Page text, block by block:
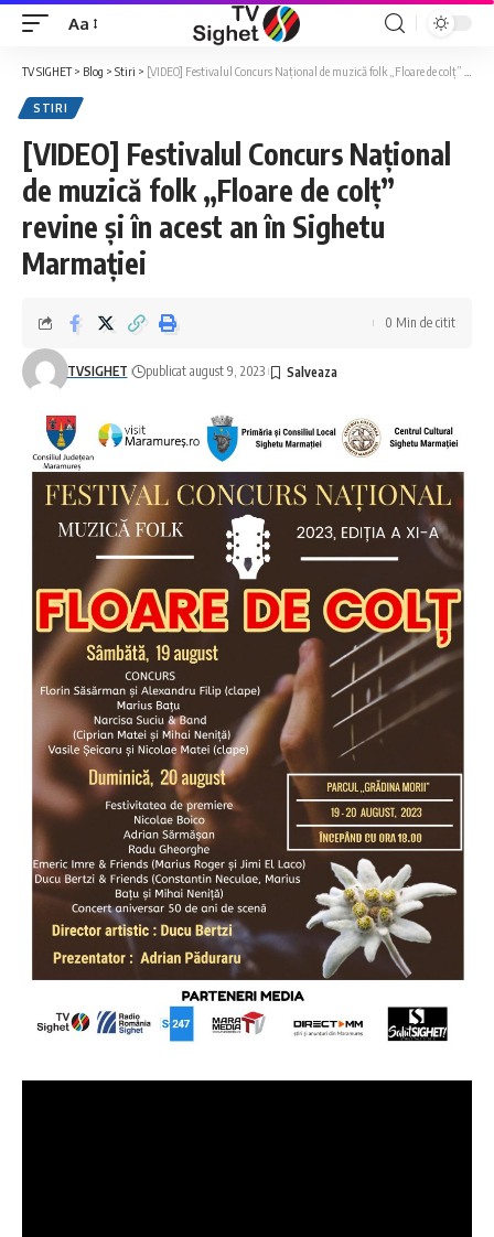
Font
Resizer
Aa
TV SIGHET> Blog > Stiri > [VIDEO] Festivalul Concurs Național de muzică folk „Floare de colț” revine și în acest an în Sighetu Marmației
STIRI
[VIDEO] Festivalul Concurs Național
de muzică folk „Floare de colț”
revine și în acest an în Sighetu
Marmației
TVSIGHET publicat august 9, 2023
0 Min de citit